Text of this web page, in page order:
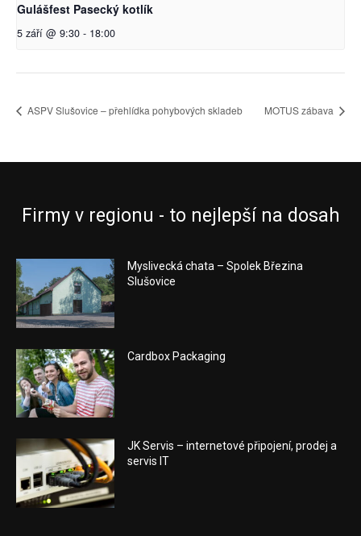
Gulášfest Pasecký kotlík
5 září @ 9:30 - 18:00
ASPV Slušovice – přehlídka pohybových skladeb MOTUS zábava
Firmy v regionu - to nejlepší na dosah
Myslivecká chata – Spolek Březina
Slušovice
Cardbox Packaging
JK Servis – internetové připojení, prodej a
servis IT